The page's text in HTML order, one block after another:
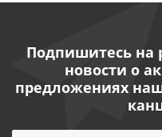
Подпишитесь на
новости о
предложениях